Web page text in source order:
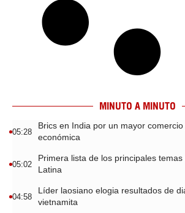
MINUTO A MINUTO
05:28
Brics en India por un mayor
económica
05:02
Primera lista de los principales
Latina
04:58
Líder laosiano elogia resultados de
vietnamita